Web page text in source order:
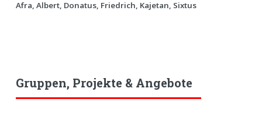
Afra, Albert, Donatus, Friedrich, Kajetan, Sixtus
Gruppen, Projekte & Angebote